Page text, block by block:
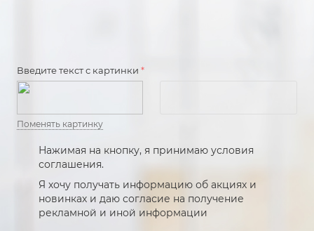
Введите текст с картинки *
Поменять картинку
Нажимая на кнопку, я принимаю условия
соглашения.
Я хочу получать информацию об акциях и
новинках и даю согласие на получение
рекламной и иной информации